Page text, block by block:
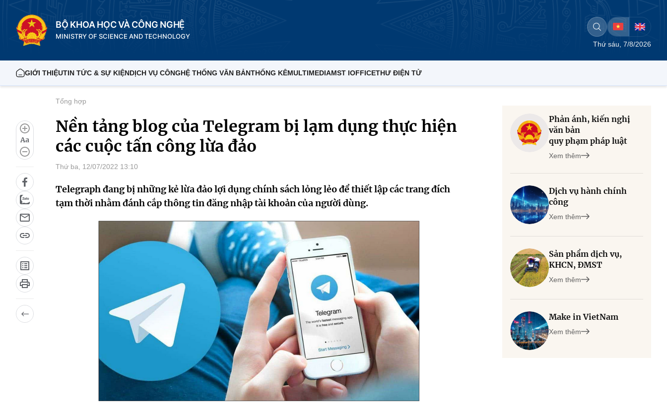
BỘ KHOA HỌC VÀ CÔNG NGHỆ
MINISTRY OF SCIENCE AND TECHNOLOGY
Thứ sáu, 7/8/2026
GIỚI THIỆUTIN TỨC & SỰ KIỆNDỊCH VỤ CÔNGHỆ THỐNG VĂN BẢNTHỐNG KÊMULTIMEDIAMST IOFFICETHƯ ĐIỆN TỬ
Aa
Tổng hợp
Nền tảng blog của Telegram bị lạm dụng thực hiện
các cuộc tấn công lừa đảo
Thứ ba, 12/07/2022 13:10
Telegraph đang bị những kẻ lừa đảo lợi dụng chính sách lỏng lẻo để thiết lập các trang đích
tạm thời nhằm đánh cắp thông tin đăng nhập tài khoản của người dùng.
Phản ánh, kiến nghị
văn bản
quy phạm pháp luật
Xem thêm
Dịch vụ hành chính
công
Xem thêm
Sản phẩm dịch vụ,
KHCN, ĐMST
Xem thêm
Make in VietNam
Xem thêm